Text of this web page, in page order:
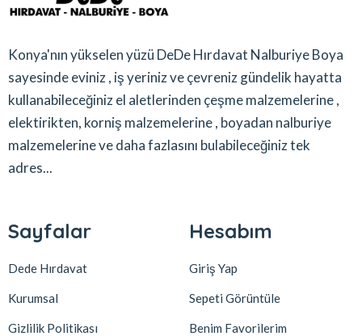
Konya'nın yükselen yüzü DeDe Hırdavat Nalburiye Boya
sayesinde eviniz , iş yeriniz ve çevreniz gündelik hayatta
kullanabileceğiniz el aletlerinden çeşme malzemelerine ,
elektirikten, korniş malzemelerine , boyadan nalburiye
malzemelerine ve daha fazlasını bulabileceğiniz tek
adres...
Sayfalar
Dede Hırdavat
Kurumsal
Gizlilik Politikası
Hesabım
Giriş Yap
Sepeti Görüntüle
Benim Favorilerim